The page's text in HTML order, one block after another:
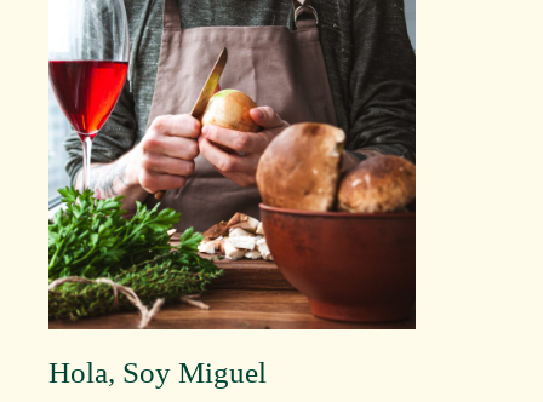
Hola, Soy Miguel